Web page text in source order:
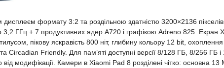
формату 3:2 та роздільною здатністю 3200×2136
ГГц + 7 продуктивних ядер A720 і графікою Adreno 825. Екран
пікову яскравість 800 ніт, глибину кольору 12 bit,
Circadian Friendly. Для пам’яті доступні версії 8/128 ГБ, 8/256 ГБ
модифікації. Камери в Xiaomi Pad 8 розділені чітко: основна